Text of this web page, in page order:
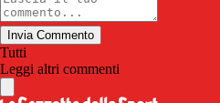
Invia Commento
Tutti
Leggi altri commenti